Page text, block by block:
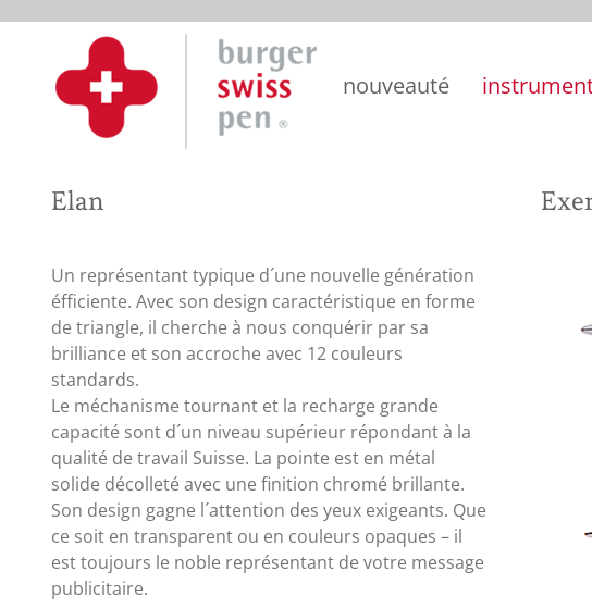
nouveauté
Elan
Un représentant typique d´une nouvelle génération
éfficiente. Avec son design caractéristique en forme
de triangle, il cherche à nous conquérir par sa
brilliance et son accroche avec 12 couleurs
standards.
Le méchanisme tournant et la recharge grande
capacité sont d´un niveau supérieur répondant à la
qualité de travail Suisse. La pointe est en métal
solide décolleté avec une finition chromé brillante.
Son design gagne l´attention des yeux exigeants. Que
ce soit en transparent ou en couleurs opaques – il
est toujours le noble représentant de votre message
publicitaire.